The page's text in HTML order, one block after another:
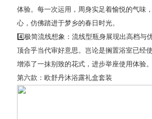
体验。每一次运用，周身实足着愉悦的气味
心，仿佛踏进于梦乡的春日时光。
4️⃣极简流线想象：流线型瓶身展现出高档与
顶合乎当代审好意思。岂论是搁置浴室已经
增添了一抹别致的花式，进步举座使用体验。
第六款：欧舒丹沐浴露礼盒套装